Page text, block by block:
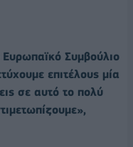
Ευρωπαϊκό Συμβούλιο
επιτέλους μία
σε αυτό το πολύ